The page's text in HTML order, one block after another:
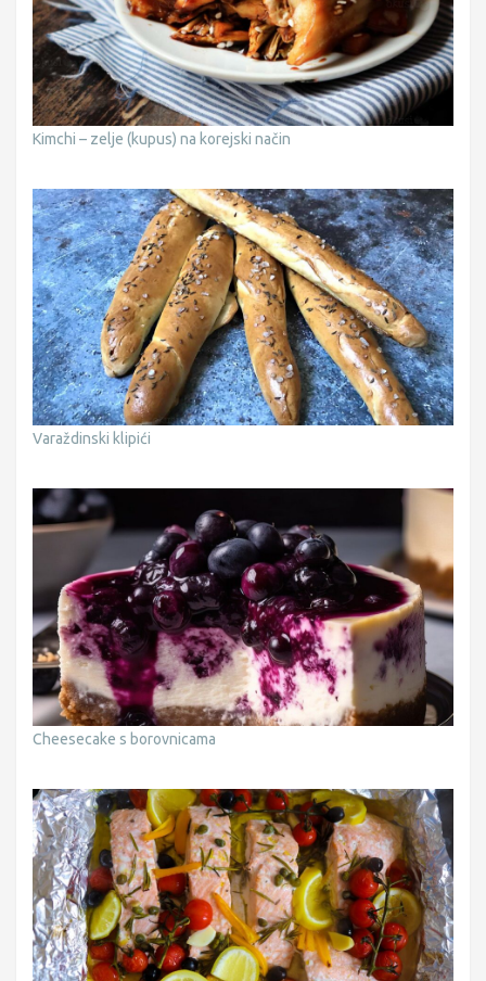
Kimchi – zelje (kupus) na korejski način
Varaždinski klipići
Cheesecake s borovnicama